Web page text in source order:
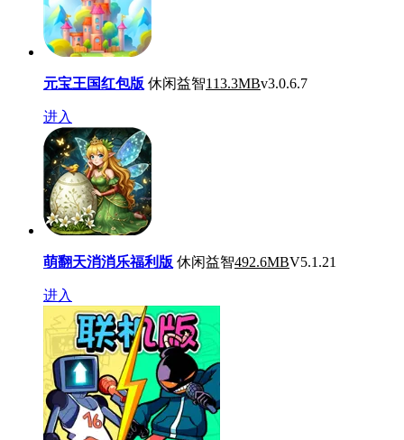
元宝王国红包版 休闲益智113.3MBv3.0.6.7
进入
萌翻天消消乐福利版 休闲益智492.6MBV5.1.21
进入